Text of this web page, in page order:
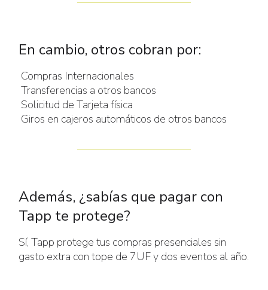
En cambio, otros cobran por:
Compras Internacionales
Transferencias a otros bancos
Solicitud de Tarjeta física
Giros en cajeros automáticos de otros bancos
Además, ¿sabías que pagar con
Tapp te protege?
Sí, Tapp protege tus compras presenciales sin
gasto extra con tope de 7UF y dos eventos al año.